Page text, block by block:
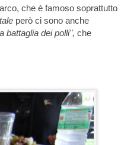
che è famoso soprattutto
però ci sono anche
battaglia dei polli", che